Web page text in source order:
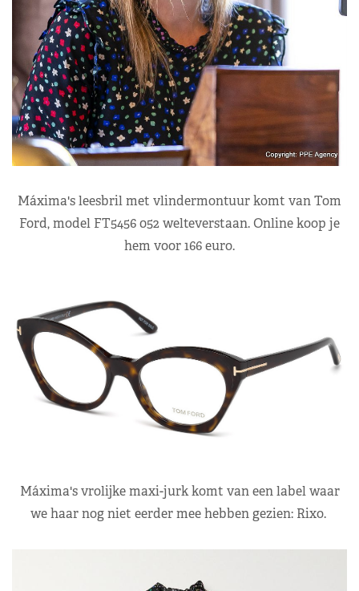
Máxima's leesbril met vlindermontuur komt van Tom
Ford, model FT5456 052 welteverstaan. Online koop je
hem voor 166 euro.
Máxima's vrolijke maxi-jurk komt van een label waar
we haar nog niet eerder mee hebben gezien: Rixo.